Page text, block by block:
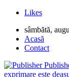
Likes
sâmbătă,
Acasă
Contact
exprimare este